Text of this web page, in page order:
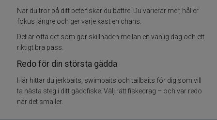
Vinterfiske
Kläder
Trolling
När du tror på ditt bete fiskar du bättre. Du varierar mer, håller
fokus längre och ger varje kast en chans.
Det är ofta det som gör skillnaden mellan en vanlig dag och ett
riktigt bra pass.
Redo för din största gädda
Här hittar du jerkbaits, swimbaits och tailbaits för dig som vill
ta nästa steg i ditt gäddfiske. Välj rätt fiskedrag – och var redo
när det smäller.